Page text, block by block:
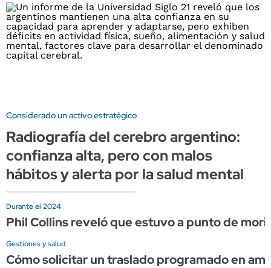
Considerado un activo estratégico
Radiografía del cerebro argentino:
confianza alta, pero con malos
hábitos y alerta por la salud mental
Durante el 2024
Phil Collins reveló que estuvo a punto de
Gestiones y salud
Cómo solicitar un traslado programado en